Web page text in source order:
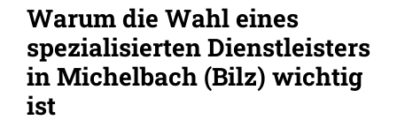
Warum die Wahl eines
spezialisierten Dienstleisters
in Michelbach (Bilz) wichtig
ist